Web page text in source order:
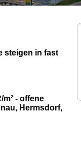
steigen in fast
- offene
Hermsdorf,